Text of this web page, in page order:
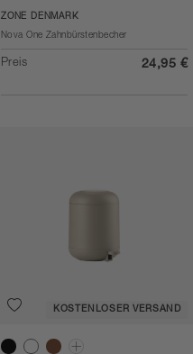
Soft Grey
BlackWhiteMatcha Green
ZONE DENMARK
Nova One Zahnbürstenbecher
Preis 24,95 €
KOSTENLOSER VERSAND